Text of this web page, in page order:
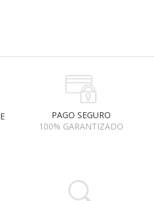
PAGO SEGURO
100% GARANTIZADO